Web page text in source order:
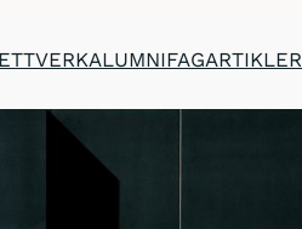
ALUMNIFAGARTIKLER